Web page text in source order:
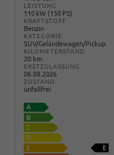
LEISTUNG
110 kW (150 PS)
KRAFTSTOFF
Benzin
KATEGORIE
SUV/Geländewagen/Pickup
KILOMETERSTAND
20 km
ERSTZULASSUNG
06.08.2026
ZUSTAND
unfallfrei